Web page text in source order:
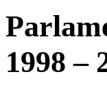
1998 –